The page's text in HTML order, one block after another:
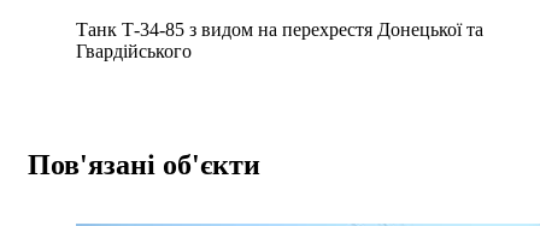
Танк Т-34-85 з видом на перехрестя Донецької та
Гвардійського
Пов'язані об'єкти